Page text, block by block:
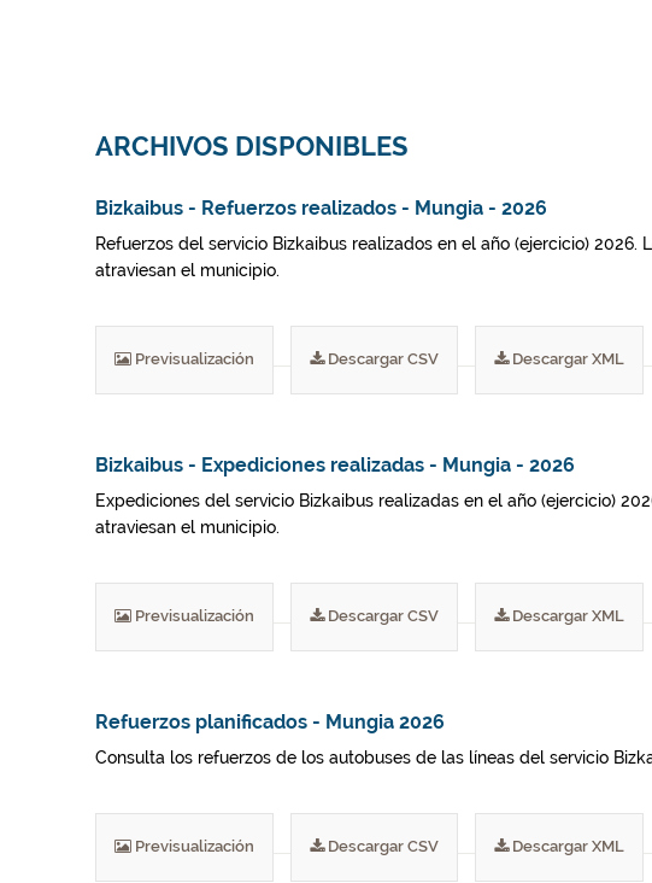
ARCHIVOS DISPONIBLES
Bizkaibus - Refuerzos realizados - Mungia - 2026
Refuerzos del servicio Bizkaibus realizados en el año (ejercicio)
atraviesan el municipio.
Previsualización Descargar CSV Descargar XML
Bizkaibus - Expediciones realizadas - Mungia - 2026
Expediciones del servicio Bizkaibus realizadas en el año (ejercicio)
atraviesan el municipio.
Previsualización Descargar CSV Descargar XML
Refuerzos planificados - Mungia 2026
Consulta los refuerzos de los autobuses de las líneas del servicio
Previsualización Descargar CSV Descargar XML